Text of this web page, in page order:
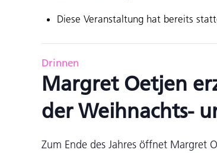
Diese Veranstaltung hat bereits
Drinnen
Margret Oetjen
der Weihnachts-
Zum Ende des Jahres öffnet Margret